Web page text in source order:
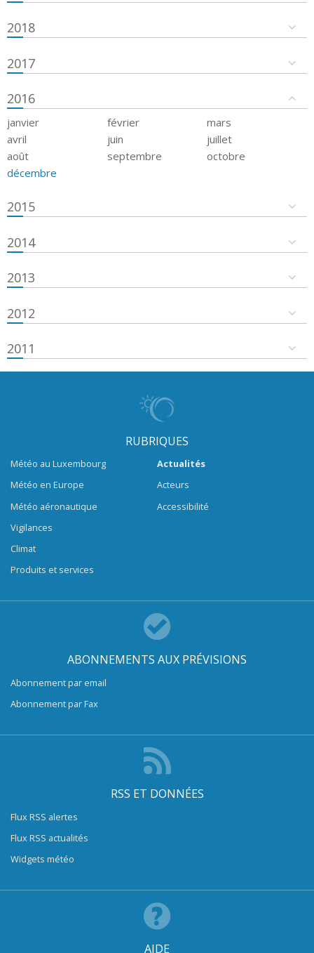
2018
2017
2016
janvier février
mars
avril
juin
juillet
août
septembre
octobre
décembre
2015
2014
2013
2012
2011
RUBRIQUES
Météo au Luxembourg
Météo en Europe
Météo aéronautique
Vigilances
Climat
Produits et services
Actualités
Acteurs
Accessibilité
ABONNEMENTS AUX PRÉVISIONS
Abonnement par email
Abonnement par Fax
RSS ET DONNÉES
Flux RSS alertes
Flux RSS actualités
Widgets météo
AIDE